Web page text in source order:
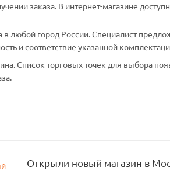
заказа. В интернет-магазине
в любой город России. Специалист
и соответствие указанной
Список торговых точек для выбора
Открыли новый магазин в